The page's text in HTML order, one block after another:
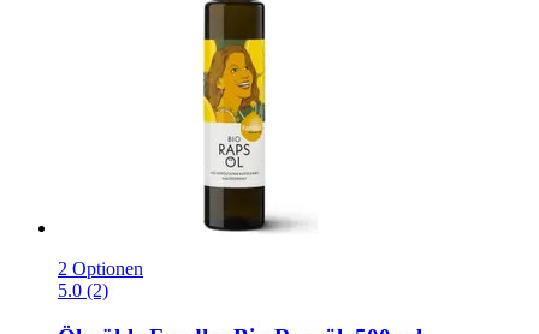
2 Optionen
5.0 (2)